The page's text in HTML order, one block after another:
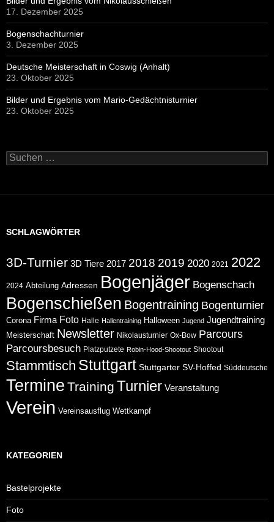
17. Dezember 2025
Bogenschachturnier
3. Dezember 2025
Deutsche Meisterschaft in Coswig (Anhalt)
23. Oktober 2025
Bilder und Ergebnis vom Mario-Gedächtnisturnier
23. Oktober 2025
Suchen
nach:
SCHLAGWÖRTER
3D-Turnier 3D Tiere 2017 2018 2019 2020 2021 2022
2024 Abteilung Adressen Bogenjäger Bogenschach
Bogenschießen Bogentraining Bogenturnier
Corona Firma Foto Halle Hallentraining Halloween Jugend Jugendtraining
Meisterschaft Newsletter Nikolausturnier Ox-Bow Parcours
Parcoursbesuch Platzputzete Robin-Hood-Shootout Shootout
Stammtisch Stuttgart Stuttgarter SV-Hoffed Süddeutsche
Termine Training Turnier Veranstaltung
Verein Vereinsausflug Wettkampf
KATEGORIEN
Bastelprojekte
Foto